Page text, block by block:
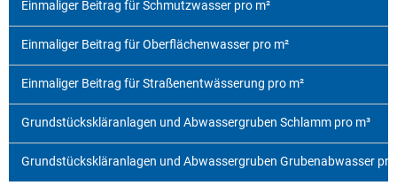
Einmaliger Beitrag für Schmutzwasser pro m²
Einmaliger Beitrag für Oberflächenwasser pro m²
Einmaliger Beitrag für Straßenentwässerung pro m²
Grundstückskläranlagen und Abwassergruben Schlamm pro m³
Grundstückskläranlagen und Abwassergruben Grubenabwasser